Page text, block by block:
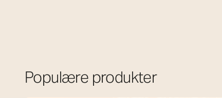
Populære produkter